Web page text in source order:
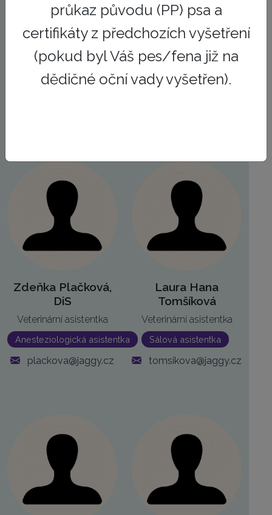
Gabriela Šedivá
Veterinární asistentka
Fyzioterapeutická asistentka
Vrchní sestra
Gabriela
Serafinová, DiS.
Veterinární asistentka
serafinova@jaggy.cz
Zdeňka Plačková,
DiS
Veterinární asistentka
Anesteziologická asistentka
plackova@jaggy.cz
Laura Hana
Tomšíková
Veterinární asistentka
Sálová asistentka
tomsikova@jaggy.cz
průkaz původu (PP) psa a
certifikáty z předchozích vyšetření
(pokud byl Váš pes/fena již na
dědičné oční vady vyšetřen).